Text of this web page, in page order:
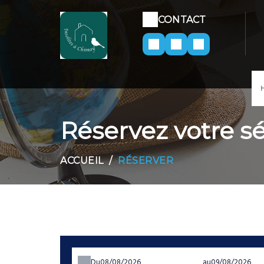
CONTACT
Réservez votre
ACCUEIL RÉSERVER